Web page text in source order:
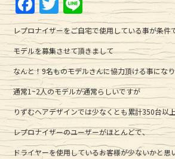
a
c
e
b
o
o
k
w
it
te
r
n
e
レプロナイザーをご自宅で使用している事が条件
モデルを募集させて頂きまして
なんと！9名ものモデルさんに協力頂ける事にな
通常1~2人のモデルが通常らしいですが
りずむヘアデザインでは少なくとも累計350台以
レプロナイザーのユーザーがほとんどで、
ドライヤーを使用しているお客様が少ないかと思